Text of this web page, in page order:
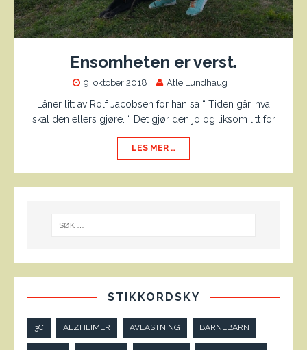
Ensomheten er verst.
9. oktober 2018 Atle Lundhaug
Låner litt av Rolf Jacobsen for han sa “ Tiden går, hva
skal den ellers gjøre. “ Det gjør den jo og liksom litt for
LES MER …
STIKKORDSKY
3C ALZHEIMER AVLASTNING BARNEBARN